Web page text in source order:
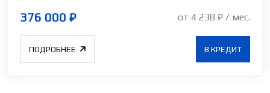
376 000 ₽ от 4 238 ₽ / мес.
ПОДРОБНЕЕ В КРЕДИТ